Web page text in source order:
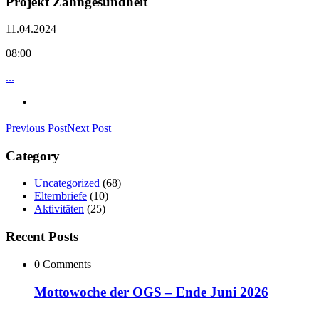
11.04.2024
08:00
...
Previous PostNext Post
Category
Uncategorized (68)
Elternbriefe (10)
Aktivitäten (25)
Recent Posts
0 Comments
Mottowoche der OGS – Ende Juni 2026